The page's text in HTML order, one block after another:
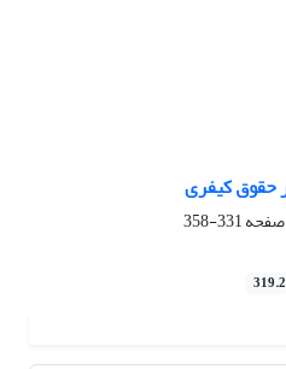
حقوق کیفری
331-358